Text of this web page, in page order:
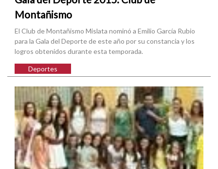
Montañismo
El Club de Montañismo Mislata nominó a Emilio García Rubio
para la Gala del Deporte de este año por su constancia y los
logros obtenidos durante esta temporada.
Deportes